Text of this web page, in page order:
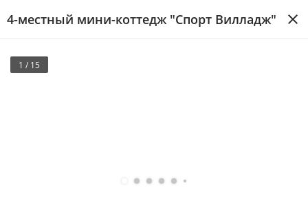
4-местный мини-коттедж "Спорт Вилладж"
1 / 15